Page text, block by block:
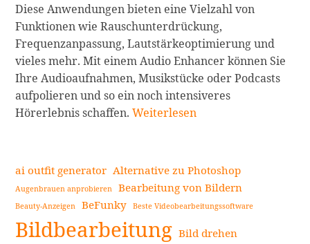
Diese Anwendungen bieten eine Vielzahl von
Funktionen wie Rauschunterdrückung,
Frequenzanpassung, Lautstärkeoptimierung und
vieles mehr. Mit einem Audio Enhancer können Sie
Ihre Audioaufnahmen, Musikstücke oder Podcasts
aufpolieren und so ein noch intensiveres
Hörerlebnis schaffen.Die
Adobe
Audio
Enhancer
zur
Weiterlesen
Seitenleiste
ai outfit generator Alternative zu Photoshop
Augenbrauen anprobieren Bearbeitung von Bildern
Beauty-Anzeigen BeFunky Beste Videobearbeitungssoftware
Bildbearbeitung Bild drehen